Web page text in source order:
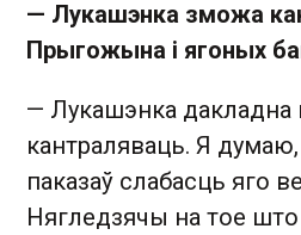
— Лукашэнка зможа
Прыгожына і ягоных
— Лукашэнка дакладна
кантраляваць. Я
паказаў слабасць яго
Нягледзячы на тое